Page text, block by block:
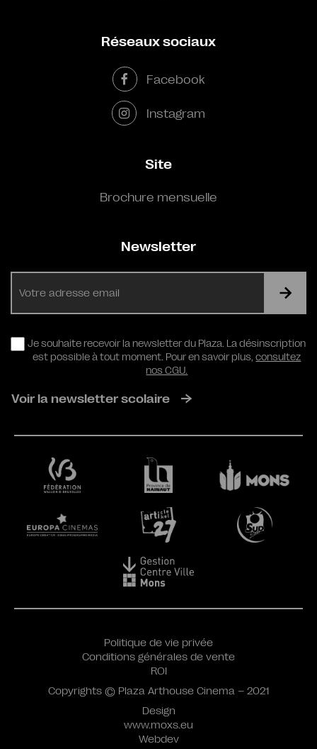
Réseaux sociaux
Facebook
Instagram
Site
Brochure mensuelle
Newsletter
RGPD
Je souhaite recevoir la newsletter du Plaza. La désinscription
est possible à tout moment. Pour en savoir plus,consultez
nos CGU.
Voir la newsletter scolaire
Design
www.moxs.eu
Webdev
Politique de vie privée
Conditions générales de vente
ROI
Copyrights © Plaza Arthouse Cinema – 2021